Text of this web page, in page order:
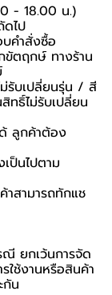
- 18.00 น.)
ดไป
คำสั่งซื้อ
ขัตฤกษ์ ทางร้าน
รับเปลี่ยนรุ่น / สี
ธิ์ไม่รับเปลี่ยน
ลูกค้าต้อง
ป็นไปตาม
สามารถทักแช
ณี ยกเว้นการจัด
ช้งานหรือสินค้า
กัน